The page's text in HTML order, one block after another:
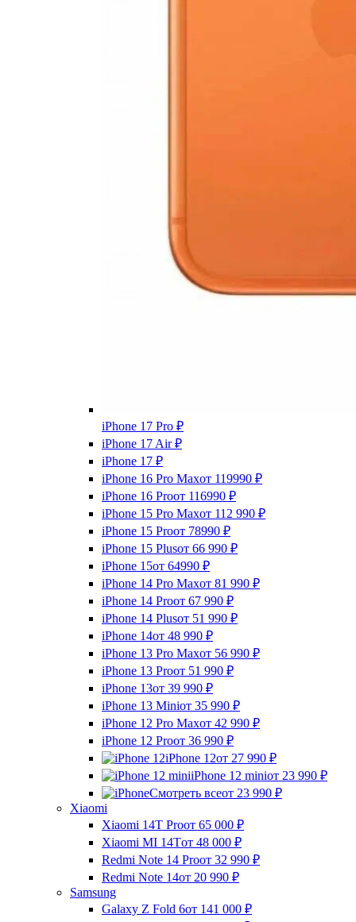
iPhone 17 Pro ₽
iPhone 17 Air₽
iPhone 17 ₽
iPhone 16 Pro Maxот 119990 ₽
iPhone 16 Proот 116990 ₽
iPhone 15 Pro Maxот 112 990 ₽
iPhone 15 Proот 78990 ₽
iPhone 15 Plusот 66 990 ₽
iPhone 15от 64990 ₽
iPhone 14 Pro Maxот 81 990 ₽
iPhone 14 Proот 67 990 ₽
iPhone 14 Plusот 51 990 ₽
iPhone 14от 48 990 ₽
iPhone 13 Pro Maxот 56 990 ₽
iPhone 13 Proот 51 990 ₽
iPhone 13от 39 990 ₽
iPhone 13 Miniот 35 990 ₽
iPhone 12 Pro Maxот 42 990 ₽
iPhone 12 Proот 36 990 ₽
iPhone 12от 27 990 ₽
iPhone 12 miniот 23 990 ₽
Смотреть всеот 23 990 ₽
Xiaomi
Xiaomi 14T Proот 65 000 ₽
Xiaomi MI 14Tот 48 000 ₽
Redmi Note 14 Proот 32 990 ₽
Redmi Note 14от 20 990 ₽
Samsung
Galaxy Z Fold 6от 141 000 ₽